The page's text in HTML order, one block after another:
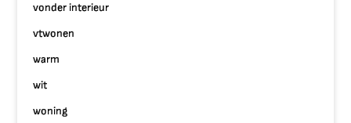
vonder interieur
vtwonen
warm
wit
woning